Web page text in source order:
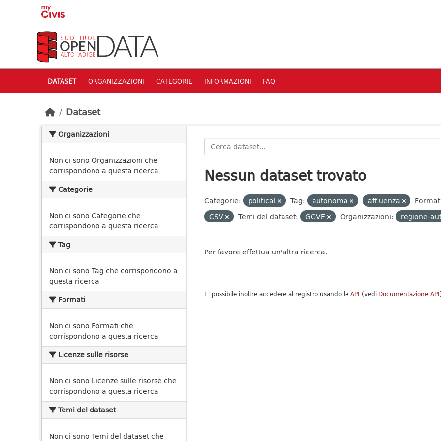
Skip to main content
DATASET ORGANIZZAZIONI CATEGORIE INFORMAZIONI FAQ
Dataset
Organizzazioni
Non ci sono Organizzazioni che
corrispondono a questa ricerca
Categorie
Non ci sono Categorie che
corrispondono a questa ricerca
Tag
Non ci sono Tag che corrispondono a
questa ricerca
Formati
Non ci sono Formati che
corrispondono a questa ricerca
Licenze sulle risorse
Non ci sono Licenze sulle risorse che
corrispondono a questa ricerca
Temi del dataset
Non ci sono Temi del dataset che
Nessun dataset trovato
Categorie: political Tag: autonoma affluenza
CSV
Temi del dataset: GOVE Organizzazioni: regione-
Per favore effettua un'altra ricerca.
E' possibile inoltre accedere al registro usando le API (vedi Documentazione API